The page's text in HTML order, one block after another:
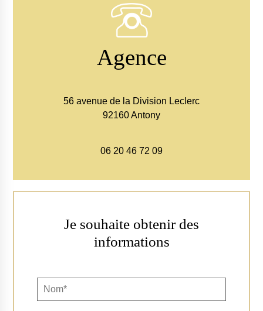
Agence
56 avenue de la Division Leclerc
92160 Antony
06 20 46 72 09
Je souhaite obtenir des
informations